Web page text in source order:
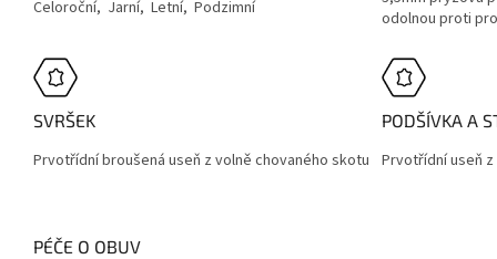
Celoroční, Jarní, Letní, Podzimní
odolnou proti
SVRŠEK
Prvotřídní broušená useň z volně chovaného skotu
PODŠÍVKA A
Prvotřídní useň
PÉČE O OBUV